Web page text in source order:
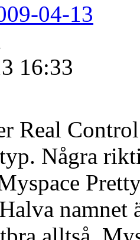
04-13
16:33
Real
Några
namnet